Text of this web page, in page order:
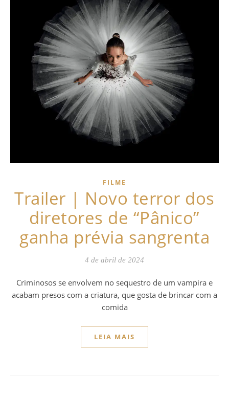
FILME
Trailer | Novo terror dos
diretores de “Pânico”
ganha prévia sangrenta
4 de abril de 2024
Criminosos se envolvem no sequestro de um vampira e
acabam presos com a criatura, que gosta de brincar com a
comida
LEIA MAIS